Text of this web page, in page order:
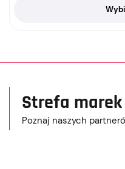
Strefa marek
Poznaj naszych